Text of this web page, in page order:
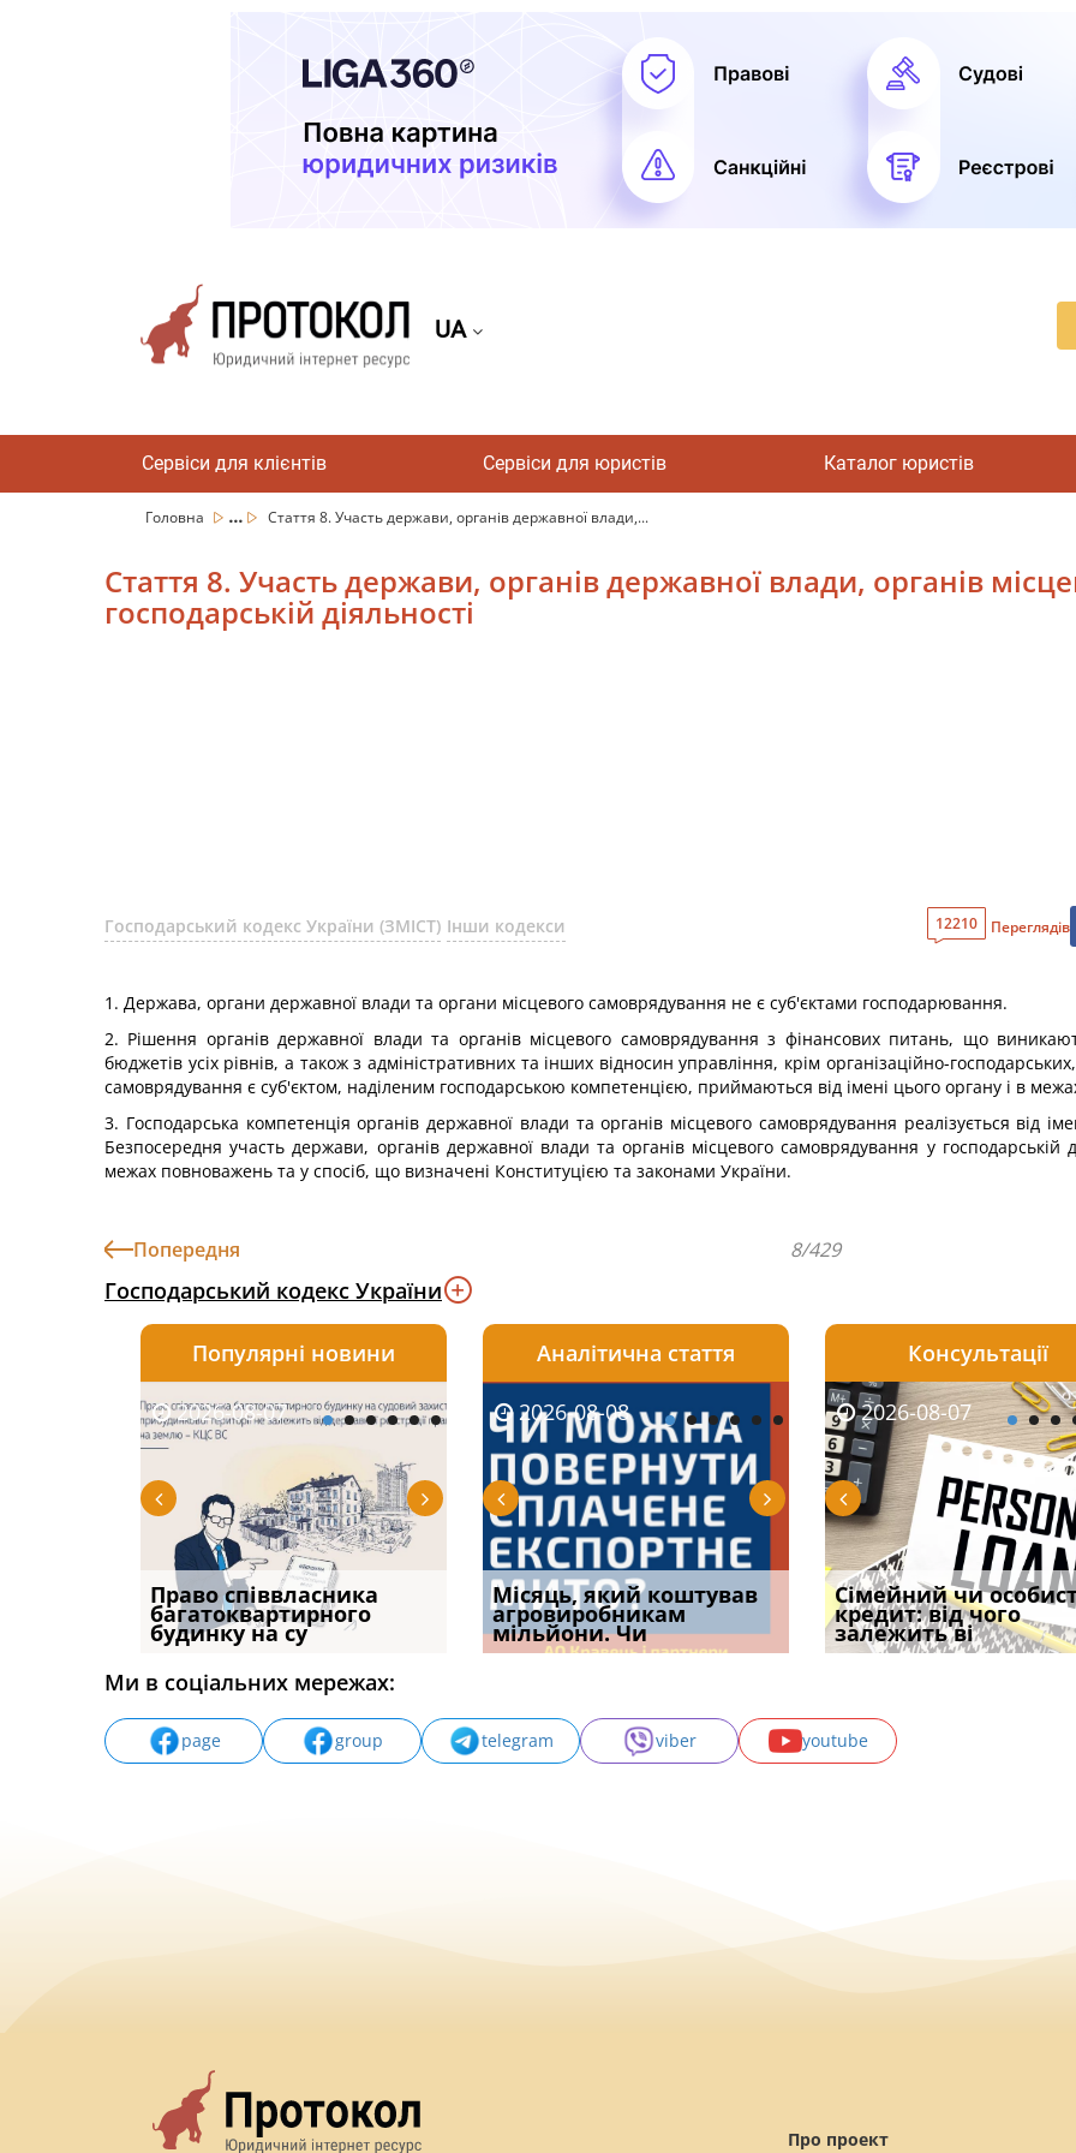
UA
Сервіси для клієнтів Сервіси для юристів Каталог юристів
Головна ... Стаття 8. Участь держави, органів державної влади,...
Стаття 8. Участь держави, органів державної влади, органів
господарській діяльності
Господарський кодекс України (ЗМІСТ) Інши кодекси 12210 Переглядів
1. Держава, органи державної влади та органи місцевого самоврядування не є суб'єктами господарювання.
2. Рішення органів державної влади та органів місцевого самоврядування з фінансових питань, що
бюджетів усіх рівнів, а також з адміністративних та інших відносин управління, крім організаційно-
самоврядування є суб'єктом, наділеним господарською компетенцією, приймаються від імені цього органу і в
3. Господарська компетенція органів державної влади та органів місцевого самоврядування реалізується від
Безпосередня участь держави, органів державної влади та органів місцевого самоврядування у господарській
межах повноважень та у спосіб, що визначені Конституцією та законами України.
Попередня 8/429
Господарський кодекс України
Популярні новини
2026-08-07
Право співвласника
багатоквартирного
будинку на су
2026-08-06
Якщо суд встановив для
відшкодування шкоди
наявніс
2026-08-06
Документи, на яких не
проставляється
апостиль: пер
Аналітична стаття
2026-08-03
ФУНДАМЕНТАЛЬНА
ПРОБЛЕМА «СУДОВОЇ
ПРАКТИКИ», АБО ПР
2026-08-08
Місяць, який коштував
агровиробникам
мільйони. Чи
2026-08-07
Огляд практики ВС від
Ростислава Кравця, що
опублі
Консультації
2026-08-05
Чи потрібна ФОП
печатка у 2026 році:
правила засто
2026-08-07
Сімейний чи
кредит: від чого
залежить ві
2026-07-30
Восьмий ААС
підтвердив, що
може скас
Ми в соціальних мережах:
page group telegram viber youtube
Про проект